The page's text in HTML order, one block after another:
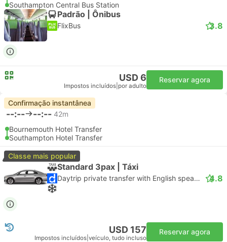
Southampton Central Bus Station
Padrão | Ônibus
FlixBus 3.8
USD 6
Impostos incluídos por adulto
Reservar agora
Confirmação instantânea
--:-- --:-- 42m
Bournemouth Hotel Transfer
Southampton Hotel Transfer
Classe mais popular
Standard 3pax | Táxi
Daytrip private transfer with English speaking driver 4.8
USD 157
Impostos incluídos veículo, tudo incluso
Reservar agora